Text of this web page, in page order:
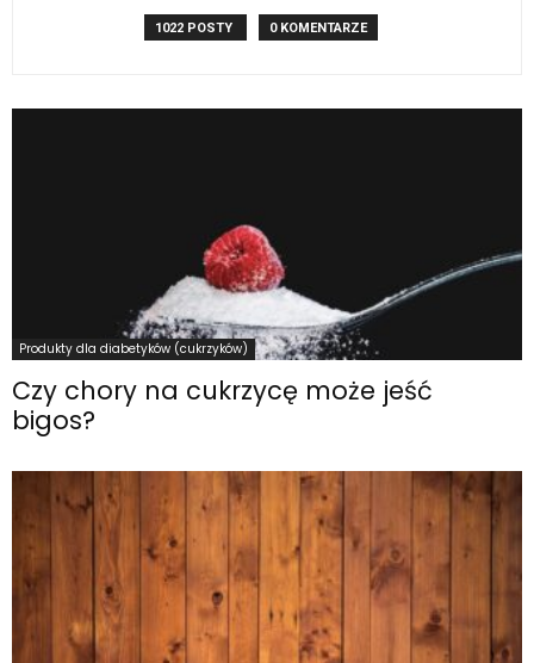
1022 POSTY 0 KOMENTARZE
Produkty dla diabetyków (cukrzyków)
Czy chory na cukrzycę może jeść
bigos?